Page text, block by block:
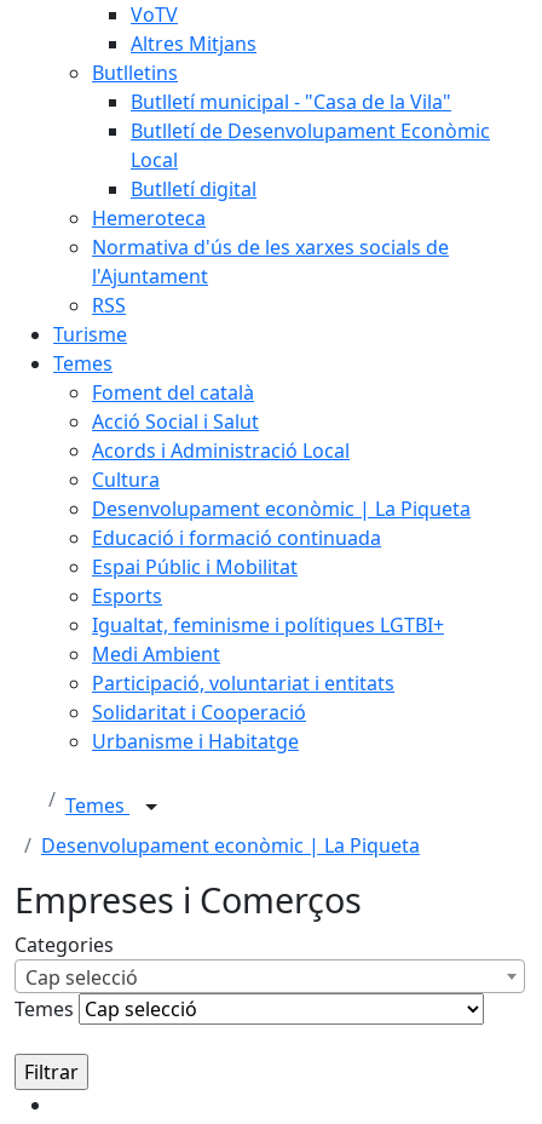
VoTV
Altres Mitjans
Butlletins
Butlletí municipal - "Casa de la Vila"
Butlletí de Desenvolupament Econòmic
Local
Butlletí digital
Hemeroteca
Normativa d'ús de les xarxes socials de
l'Ajuntament
RSS
Turisme
Temes
Foment del català
Acció Social i Salut
Acords i Administració Local
Cultura
Desenvolupament econòmic | La Piqueta
Educació i formació continuada
Espai Públic i Mobilitat
Esports
Igualtat, feminisme i polítiques LGTBI+
Medi Ambient
Participació, voluntariat i entitats
Solidaritat i Cooperació
Urbanisme i Habitatge
Temes
Desenvolupament econòmic | La Piqueta
Empreses i Comerços
Categories
Cap selecció
Temes